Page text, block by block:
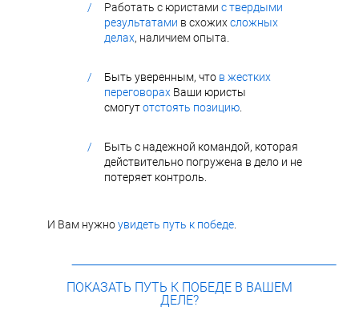
/ Работать с юристами с твердыми
результатами в схожихсложных
делах, наличием опыта.
/ Быть уверенным, что в жестких
переговорах Ваши юристы
смогутотстоять позицию
/ Быть с надежной командой, которая
действительно погружена в дело и не
потеряет контроль.
И Вам нужноувидеть путь к победе
ПОКАЗАТЬ ПУТЬ К ПОБЕДЕ В ВАШЕМ
ДЕЛЕ?